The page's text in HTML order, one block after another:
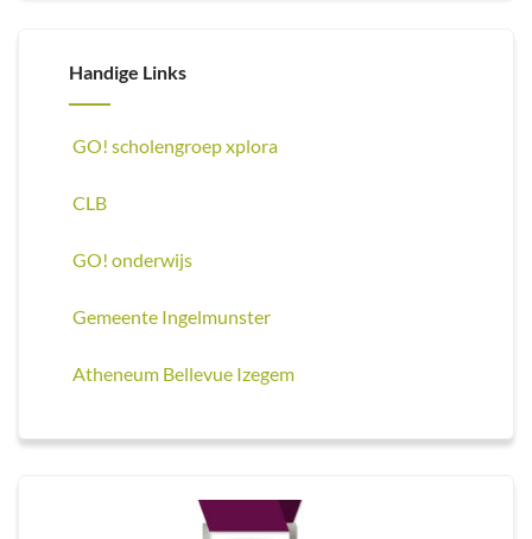
Handige Links
GO! scholengroep xplora
CLB
GO! onderwijs
Gemeente Ingelmunster
Atheneum Bellevue Izegem